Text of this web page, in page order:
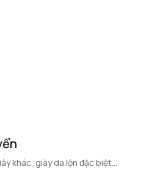
khác, giày da lộn đặc biệt...